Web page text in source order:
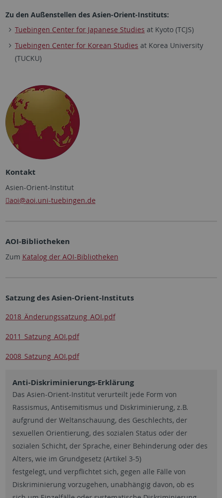
Zu den Außenstellen des Asien-Orient-Instituts:
Tuebingen Center for Japanese Studies at Kyoto (TCJS)
Tuebingen Center for Korean Studies at Korea University
(TUCKU)
Kontakt
Asien-Orient-Institut
aoi@aoi.uni-tuebingen.de
AOI-Bibliotheken
Zum Katalog der AOI-Bibliotheken
Satzung des Asien-Orient-Instituts
2018_Änderungssatzung_AOI.pdf
2011_Satzung_AOI.pdf
2008_Satzung_AOI.pdf
Anti-Diskriminierungs-Erklärung
Das Asien-Orient-Institut verurteilt jede Form von
Rassismus, Antisemitismus und Diskriminierung, z.B.
aufgrund der Weltanschauung, des Geschlechts, der
sexuellen Orientierung, des sozialen Status oder der
sozialen Schicht, der Sprache, einer Behinderung oder des
Alters, wie im Grundgesetz (Artikel 3-5)
festgelegt, und verpflichtet sich, gegen alle Fälle von
Diskriminierung vorzugehen, unabhängig davon, ob es